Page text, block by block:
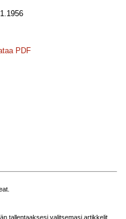
PDF
tallentaaksesi valitsemasi artikkelit